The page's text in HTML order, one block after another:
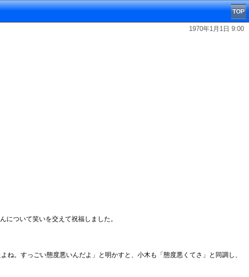
TOP
1970年1月1日 9:00
ついて笑いを交えて祝福しました。
。すっごい態度悪いんだよ」と明かすと、小木も「態度悪くてさ」と同調し、